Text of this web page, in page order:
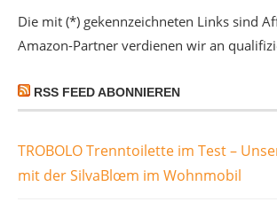
Die mit (*) gekennzeichneten Links sind
Amazon-Partner verdienen wir an
RSS FEED ABONNIEREN
TROBOLO Trenntoilette im Test –
mit der SilvaBlœm im Wohnmobil